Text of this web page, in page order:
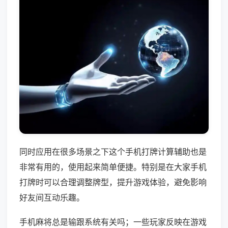
同时应用在很多场景之下这个手机打牌计算辅助也是
非常有用的，使用起来简单便捷。特别是在大家手机
打牌时可以合理调整牌型，提升游戏体验，避免影响
好友间互动乐趣。
手机麻将总是输跟系统有关吗；一些玩家反映在游戏